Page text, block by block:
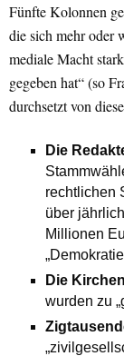
Fünfte Kolonnen
die sich mehr oder
mediale Macht
gegeben hat“ (so
durchsetzt von
Die
rechtlichen
über
Millionen
Die
wurden zu